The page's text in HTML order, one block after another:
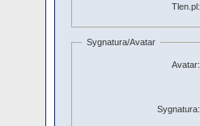
Tlen.pl:
Sygnatura/Avatar
Avatar:
Sygnatura: